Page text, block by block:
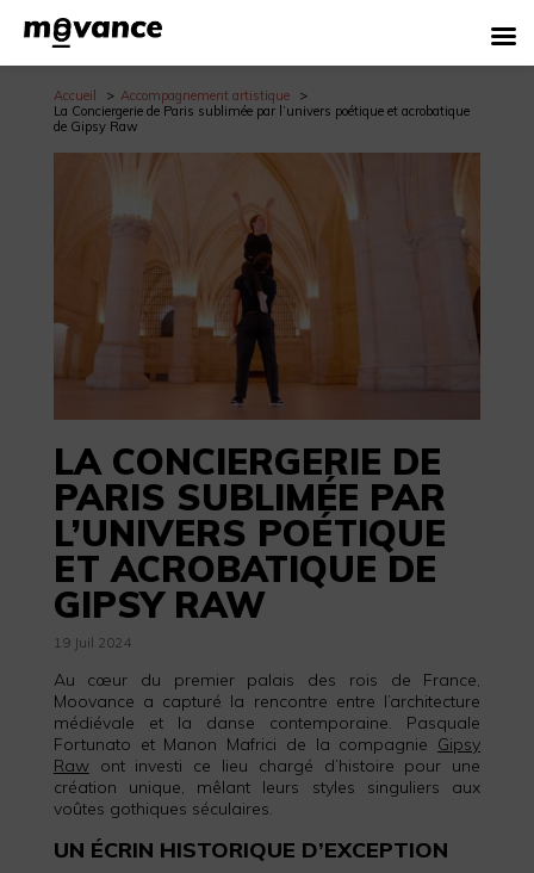
Accueil
Accompagnement artistique
La Conciergerie de Paris sublimée par l’univers poétique et acrobatique
de Gipsy Raw
LA CONCIERGERIE DE
PARIS SUBLIMÉE PAR
L’UNIVERS POÉTIQUE
ET ACROBATIQUE DE
GIPSY RAW
19 Juil 2024
Au cœur du premier palais des rois de France,
Moovance a capturé la rencontre entre l’architecture
médiévale et la danse contemporaine. Pasquale
Fortunato et Manon Mafrici de la compagnie Gipsy
Rawont investi ce lieu chargé d’histoire pour une
création unique, mêlant leurs styles singuliers aux
voûtes gothiques séculaires.
UN ÉCRIN HISTORIQUE D’EXCEPTION